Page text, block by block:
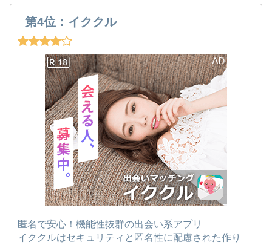
第4位：イククル
匿名で安心！機能性抜群の出会い系アプリ
イククルはセキュリティと匿名性に配慮された作り